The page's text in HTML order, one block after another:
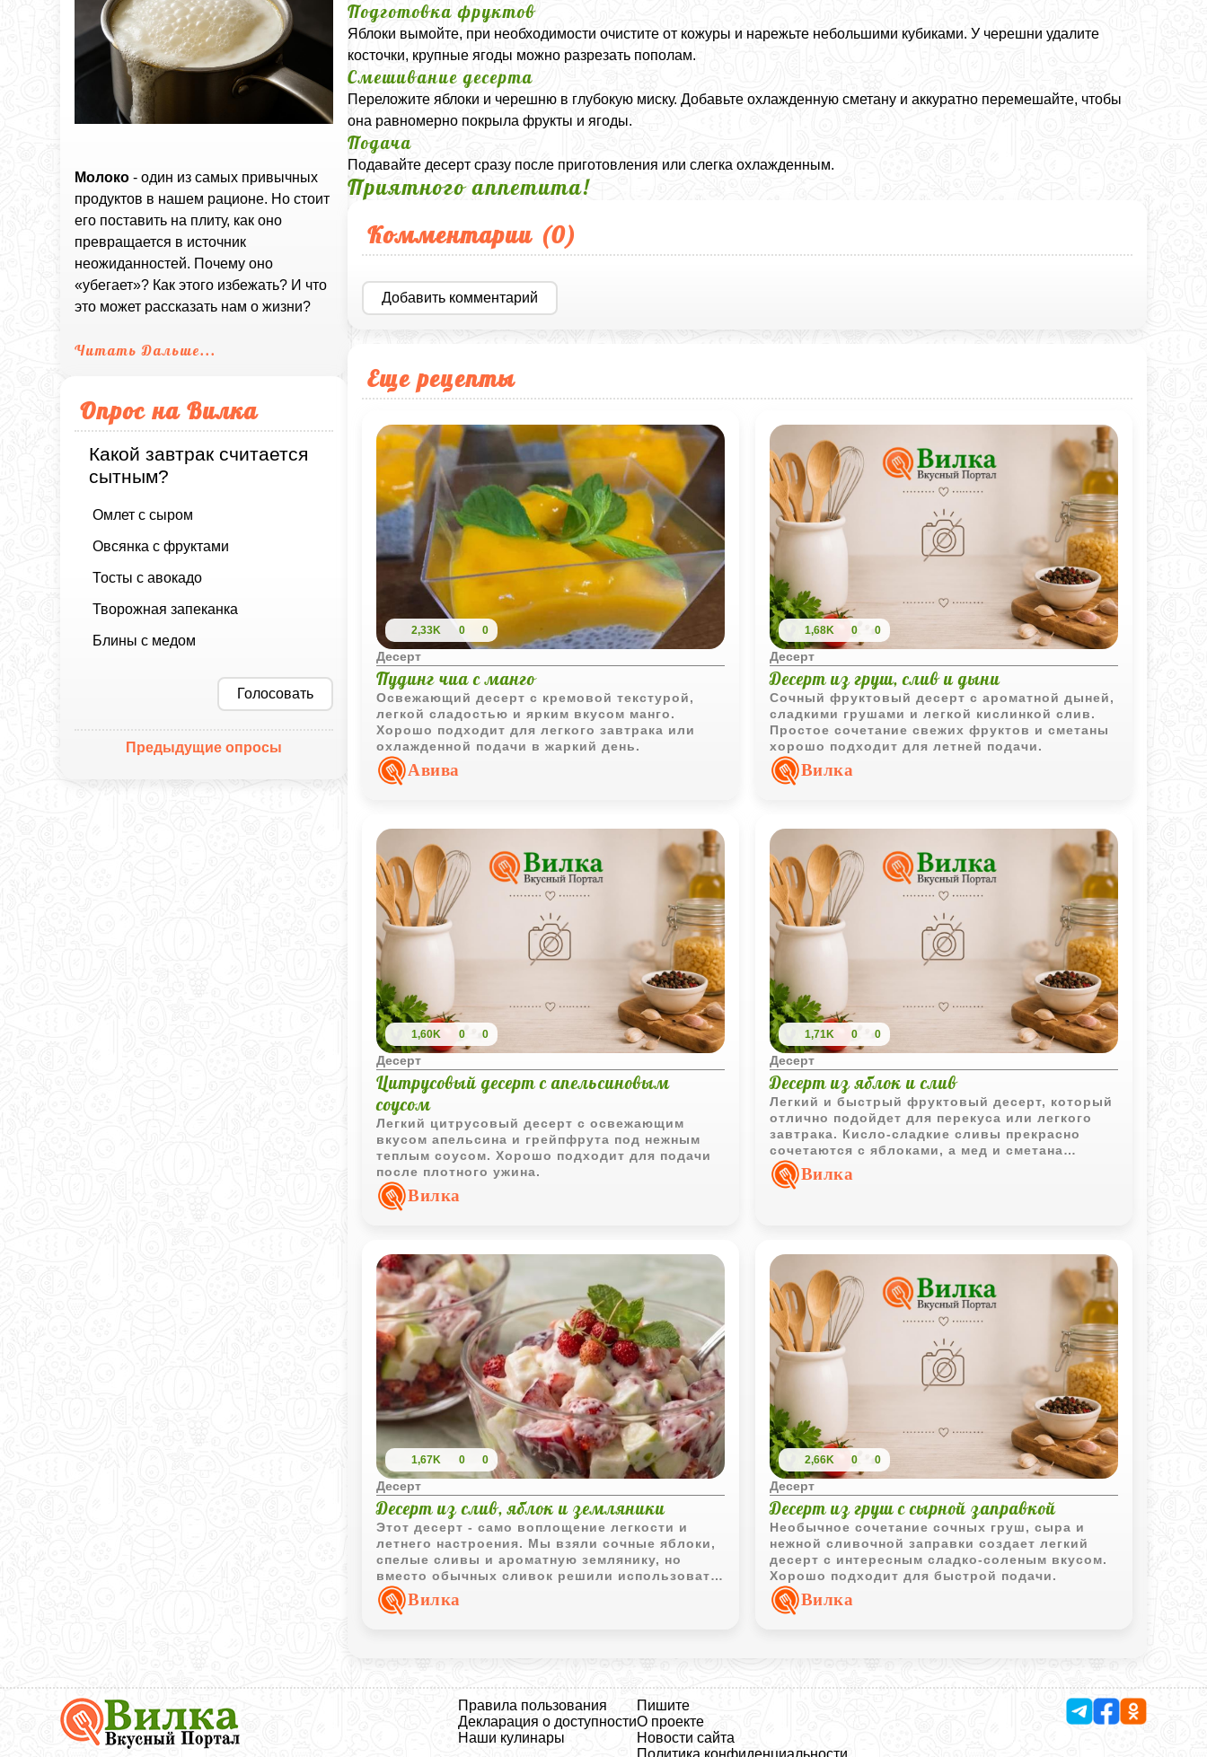
Молоко - один из самых привычных
продуктов в нашем рационе. Но стоит
его поставить на плиту, как оно
превращается в источник
неожиданностей. Почему оно
«убегает»? Как этого избежать? И что
это может рассказать нам о жизни?
Читать Дальше...
Опрос на Вилка
Какой завтрак считается
сытным?
Омлет с сыром
Овсянка с фруктами
Тосты с авокадо
Творожная запеканка
Блины с медом
Голосовать
Предыдущие опросы
Подготовка фруктов
Яблоки вымойте, при необходимости очистите от кожуры и нарежьте небольшими кубиками. У черешни удалите
косточки, крупные ягоды можно разрезать пополам.
Смешивание десерта
Переложите яблоки и черешню в глубокую миску. Добавьте охлажденную сметану и аккуратно перемешайте, чтобы
она равномерно покрыла фрукты и ягоды.
Подача
Подавайте десерт сразу после приготовления или слегка охлажденным.
Приятного аппетита!
Комментарии (0)
Добавить комментарий
Еще рецепты
2,33K 0 0
Десерт
Пудинг чиа с манго
Освежающий десерт с кремовой текстурой,
легкой сладостью и ярким вкусом манго.
Хорошо подходит для легкого завтрака или
охлажденной подачи в жаркий день.
Авива
1,68K 0 0
Десерт
Десерт из груш, слив и дыни
Сочный фруктовый десерт с ароматной дыней,
сладкими грушами и легкой кислинкой слив.
Простое сочетание свежих фруктов и сметаны
хорошо подходит для летней подачи.
Вилка
1,60K 0 0
Десерт
Цитрусовый десерт с апельсиновым
соусом
Легкий цитрусовый десерт с освежающим
вкусом апельсина и грейпфрута под нежным
теплым соусом. Хорошо подходит для подачи
после плотного ужина.
Вилка
1,71K 0 0
Десерт
Десерт из яблок и слив
Легкий и быстрый фруктовый десерт, который
отлично подойдет для перекуса или легкого
завтрака. Кисло-сладкие сливы прекрасно
сочетаются с яблоками, а мед и сметана
делают вкус нежным и гармоничным. Рецепт
невероятно простой, так что приготовить такое
Вилка
1,67K 0 0
Десерт
Десерт из слив, яблок и земляники
Этот десерт - само воплощение легкости и
летнего настроения. Мы взяли сочные яблоки,
спелые сливы и ароматную землянику, но
вместо обычных сливок решили использовать
взбитые. Это превращает простое блюдо в
нежное, воздушное облако, которое буквально
особенного, но без лишней сложности.
Вилка
2,66K 0 0
Десерт
Десерт из груш с сырной заправкой
Необычное сочетание сочных груш, сыра и
нежной сливочной заправки создает легкий
десерт с интересным сладко-соленым вкусом.
Хорошо подходит для быстрой подачи.
Вилка
Вкусный
Портал
Вилка
Правила пользования
Декларация о доступности
Наши кулинары
Пишите
О проекте
Новости сайта
Политика конфиденциальности